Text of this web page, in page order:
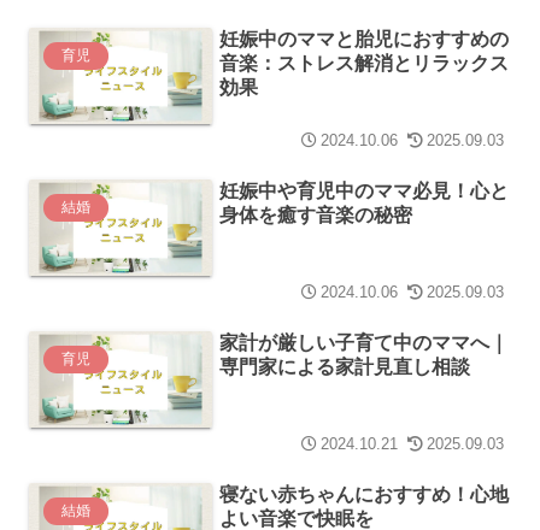
育児
妊娠中のママと胎児におすすめの
音楽：ストレス解消とリラックス
効果
2024.10.06 2025.09.03
結婚
妊娠中や育児中のママ必見！心と
身体を癒す音楽の秘密
2024.10.06 2025.09.03
育児
家計が厳しい子育て中のママへ｜
専門家による家計見直し相談
2024.10.21 2025.09.03
結婚
寝ない赤ちゃんにおすすめ！心地
よい音楽で快眠を